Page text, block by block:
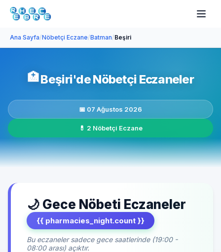
Ana Sayfa/Nöbetçi Eczane/Batman/Beşiri
🏥Beşiri'de Nöbetçi Eczaneler
📅 07 Ağustos 2026
💊 2 Nöbetçi Eczane
🌙 Gece Nöbeti Eczaneler
{{ pharmacies_night.count }}
Bu eczaneler sadece gece saatlerinde (19:00 -
08:00 arası) açıktır.